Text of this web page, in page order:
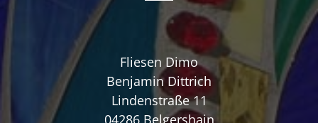
Fliesen Dimo
Benjamin Dittrich
Lindenstraße 11
04286 Belgershain